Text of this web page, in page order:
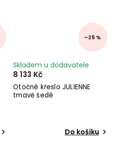
–25 %
Otočné křeslo JULIENNE
tmavě šedé
Skladem u dodavatele
8 133 Kč
Do košíku